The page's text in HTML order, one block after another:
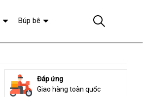
Đáp ứng
Giao hàng toàn quốc
Búp bê